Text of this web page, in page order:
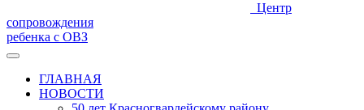
Центр
сопровождения
ребенка с ОВЗ
ГЛАВНАЯ
НОВОСТИ